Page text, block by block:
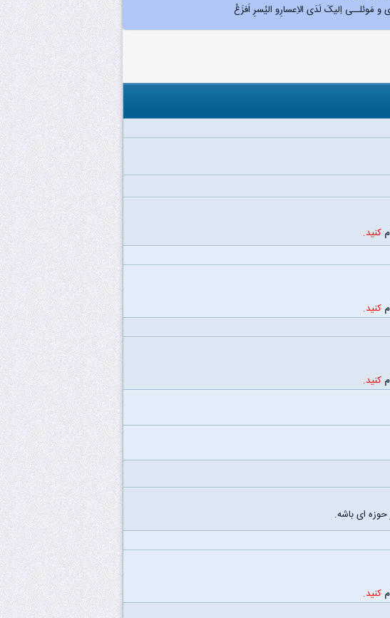
مَوئلــی اِلیکَ لَدَی الاِعسارِو الیُسرِ اَفزَعُ
کنید.
کنید.
کنید.
ای باشه.
کنید.